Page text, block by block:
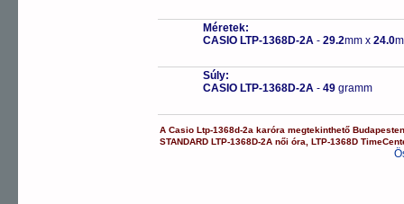
Méretek:
CASIO LTP-1368D-2A - 29.2mm x 24.0
Súly:
CASIO LTP-1368D-2A - 49 gramm
ACasio Ltp-1368d-2a karóra megtekinthető
STANDARD LTP-1368D-2A női óra ,LTP-1368D